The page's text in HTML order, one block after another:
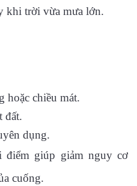
khi trời vừa mưa lớn.
hoặc chiều mát.
đất.
dụng.
điểm giúp giảm nguy cơ
cuống.